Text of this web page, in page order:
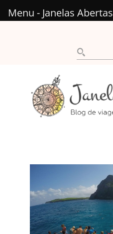
Menu - Janelas Abertas